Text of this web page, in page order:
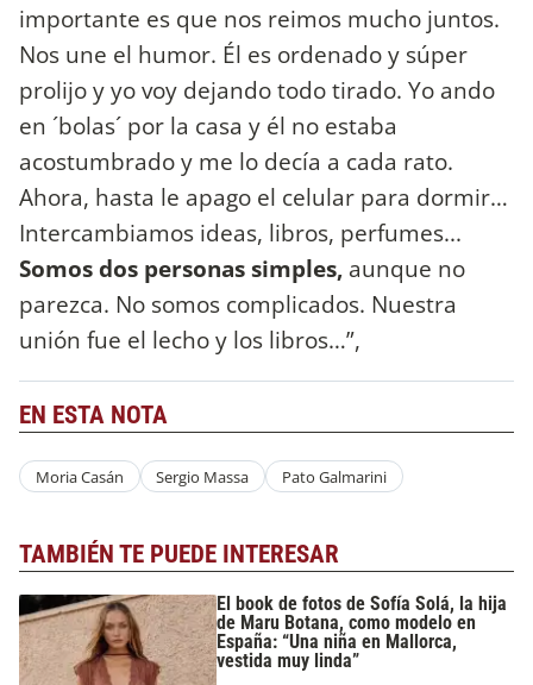
importante es que nos reimos mucho juntos.
Nos une el humor. Él es ordenado y súper
prolijo y yo voy dejando todo tirado. Yo ando
en ´bolas´ por la casa y él no estaba
acostumbrado y me lo decía a cada rato.
Ahora, hasta le apago el celular para dormir…
Intercambiamos ideas, libros, perfumes...
Somos dos personas simples, aunque no
parezca. No somos complicados. Nuestra
unión fue el lecho y los libros…”,
EN ESTA NOTA
Moria Casán Sergio Massa Pato Galmarini
TAMBIÉN TE PUEDE INTERESAR
El book de fotos de Sofía Solá, la hija
de Maru Botana, como modelo en
España: “Una niña en Mallorca,
vestida muy linda”